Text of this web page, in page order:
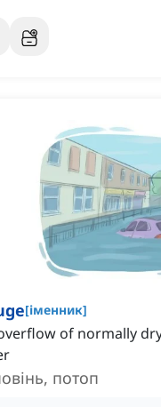
[іменник]
of normally
потоп